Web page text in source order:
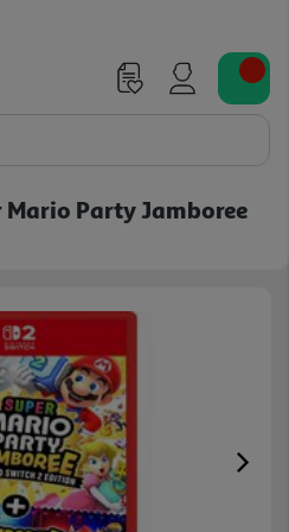
Mario Party Jamboree